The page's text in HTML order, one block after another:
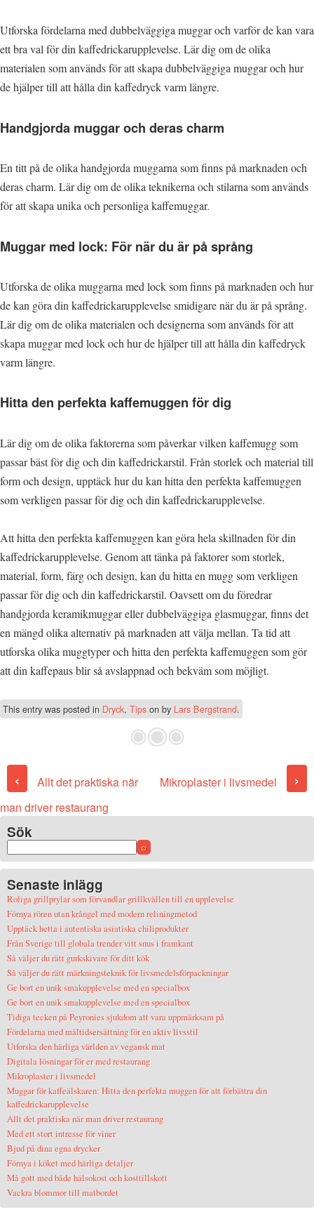
Utforska fördelarna med dubbelväggiga muggar och varför de kan vara
ett bra val för din kaffedrickarupplevelse. Lär dig om de olika
materialen som används för att skapa dubbelväggiga muggar och hur
de hjälper till att hålla din kaffedryck varm längre.
Handgjorda muggar och deras charm
En titt på de olika handgjorda muggarna som finns på marknaden och
deras charm. Lär dig om de olika teknikerna och stilarna som används
för att skapa unika och personliga kaffemuggar.
Muggar med lock: För när du är på språng
Utforska de olika muggarna med lock som finns på marknaden och hur
de kan göra din kaffedrickarupplevelse smidigare när du är på språng.
Lär dig om de olika materialen och designerna som används för att
skapa muggar med lock och hur de hjälper till att hålla din kaffedryck
varm längre.
Hitta den perfekta kaffemuggen för dig
Lär dig om de olika faktorerna som påverkar vilken kaffemugg som
passar bäst för dig och din kaffedrickarstil. Från storlek och material till
form och design, upptäck hur du kan hitta den perfekta kaffemuggen
som verkligen passar för dig och din kaffedrickarupplevelse.
Att hitta den perfekta kaffemuggen kan göra hela skillnaden för din
kaffedrickarupplevelse. Genom att tänka på faktorer som storlek,
material, form, färg och design, kan du hitta en mugg som verkligen
passar för dig och din kaffedrickarstil. Oavsett om du föredrar
handgjorda keramikmuggar eller dubbelväggiga glasmuggar, finns det
en mängd olika alternativ på marknaden att välja mellan. Ta tid att
utforska olika muggtyper och hitta den perfekta kaffemuggen som gör
att din kaffepaus blir så avslappnad och bekväm som möjligt.
This entry was posted in Dryck, Tips on by Lars Bergstrand.
‹
Allt det praktiska när
man driver restaurang
Mikroplaster i livsmedel ›
Sök
Senaste inlägg
Roliga grillprylar som förvandlar grillkvällen till en upplevelse
Förnya rören utan krångel med modern reliningmetod
Upptäck hetta i autentiska asiatiska chiliprodukter
Från Sverige till globala trender vitt snus i framkant
Så väljer du rätt gurkskivare för ditt kök
Så väljer du rätt märkningsteknik för livsmedelsförpackningar
Ge bort en unik smakupplevelse med en specialbox
Ge bort en unik smakupplevelse med en specialbox
Tidiga tecken på Peyronies sjukdom att vara uppmärksam på
Fördelarna med måltidsersättning för en aktiv livsstil
Utforska den härliga världen av vegansk mat
Digitala lösningar för er med restaurang
Mikroplaster i livsmedel
Muggar för kaffeälskaren: Hitta den perfekta muggen för att förbättra din
kaffedrickarupplevelse
Allt det praktiska när man driver restaurang
Med ett stort intresse för viner
Bjud på dina egna drycker
Förnya i köket med härliga detaljer
Må gott med både hälsokost och kosttillskott
Vackra blommor till matbordet